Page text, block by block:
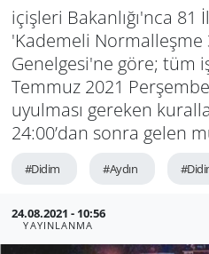
içişleri Bakanlığı'nca
'Kademeli Normalleşme
Genelgesi'ne göre; tüm
Temmuz 2021
uyulması gereken
24:00’dan sonra gelen
#Didim #Aydın
24.08.2021 - 10:56
YAYINLANMA
ÇEVRE
EĞİTİM
EKONOMİ
HABERDE İNSAN
Süper Lig Puan
Tüm Manşetler
Son Dakika Haberleri